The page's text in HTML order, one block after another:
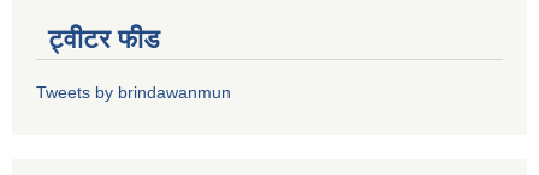
ट्वीटर फीड
Tweets by brindawanmun